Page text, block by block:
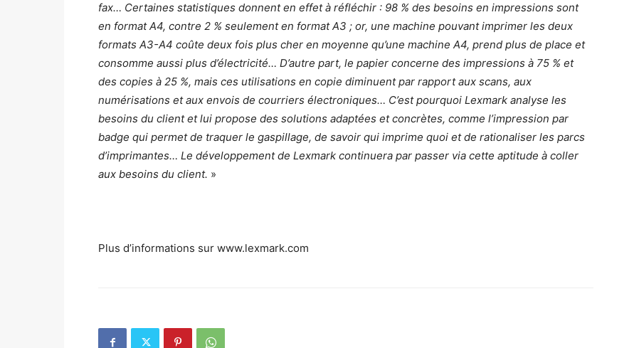
fax… Certaines statistiques donnent en effet à réfléchir : 98 % des besoins en impressions sont
en format A4, contre 2 % seulement en format A3 ; or, une machine pouvant imprimer les deux
formats A3-A4 coûte deux fois plus cher en moyenne qu’une machine A4, prend plus de place et
consomme aussi plus d’électricité… D’autre part, le papier concerne des impressions à 75 % et
des copies à 25 %, mais ces utilisations en copie diminuent par rapport aux scans, aux
numérisations et aux envois de courriers électroniques… C’est pourquoi Lexmark analyse les
besoins du client et lui propose des solutions adaptées et concrètes, comme l’impression par
badge qui permet de traquer le gaspillage, de savoir qui imprime quoi et de rationaliser les parcs
d’imprimantes… Le développement de Lexmark continuera par passer via cette aptitude à coller
aux besoins du client. »
Plus d’informations sur www.lexmark.com